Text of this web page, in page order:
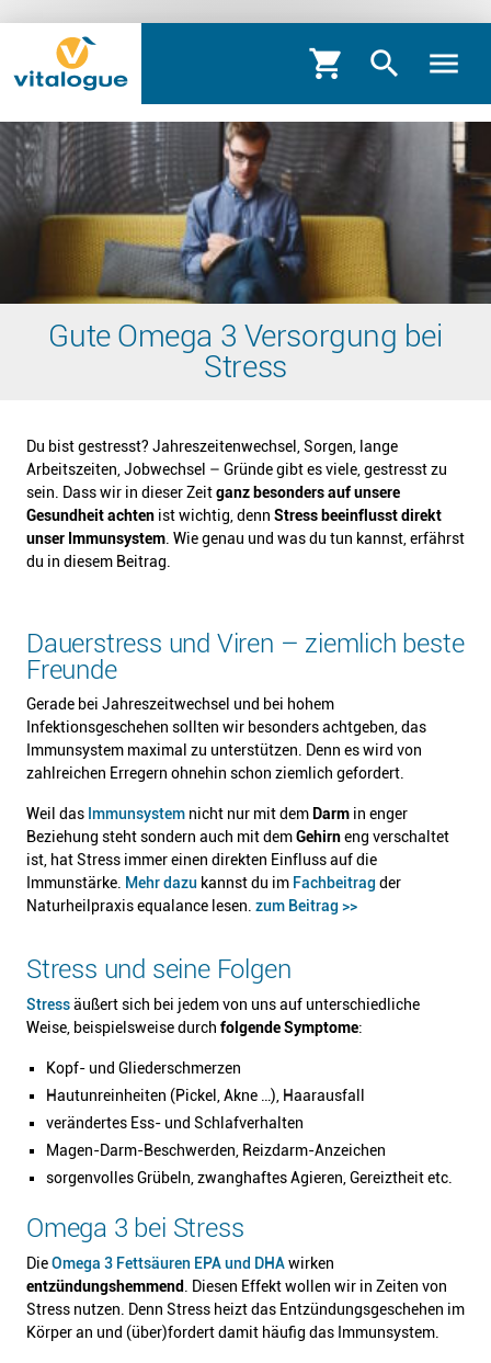
shopping_cart search menu
Gute Omega 3 Versorgung bei
Stress
Du bist gestresst? Jahreszeitenwechsel, Sorgen, lange
Arbeitszeiten, Jobwechsel – Gründe gibt es viele, gestresst zu
sein. Dass wir in dieser Zeitganz besonders auf unsere
Gesundheit achten ist wichtig, denn Stress beeinflusst direkt
unser Immunsystem. Wie genau und was du tun kannst, erfährst
du in diesem Beitrag.
Dauerstress und Viren – ziemlich beste
Freunde
Gerade bei Jahreszeitwechsel und bei hohem
Infektionsgeschehen sollten wir besonders achtgeben, das
Immunsystem maximal zu unterstützen. Denn es wird von
zahlreichen Erregern ohnehin schon ziemlich gefordert.
Weil das Immunsystem nicht nur mit dem Darm in enger
Beziehung steht sondern auch mit demGehirneng verschaltet
ist, hat Stress immer einen direkten Einfluss auf die
Immunstärke. Mehr dazu kannst du im Fachbeitrag der
Naturheilpraxis equalance lesen. zum Beitrag >>
Stress und seine Folgen
Stressäußert sich bei jedem von uns auf unterschiedliche
Weise, beispielsweise durch folgende Symptome:
Kopf- und Gliederschmerzen
Hautunreinheiten (Pickel, Akne …), Haarausfall
verändertes Ess- und Schlafverhalten
Magen-Darm-Beschwerden, Reizdarm-Anzeichen
sorgenvolles Grübeln, zwanghaftes Agieren, Gereiztheit etc.
Omega 3 bei Stress
DieOmega 3 Fettsäuren EPA und DHAwirken
entzündungshemmend. Diesen Effekt wollen wir in Zeiten von
Stress nutzen. Denn Stress heizt das Entzündungsgeschehen im
Körper an und (über)fordert damit häufig das Immunsystem.